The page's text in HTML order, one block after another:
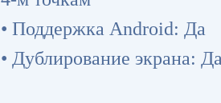
• Поддержка Android: Да
• Дублирование экрана: